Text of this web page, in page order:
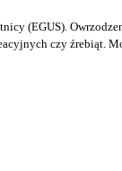
(EGUS)
czy źrebiąt.